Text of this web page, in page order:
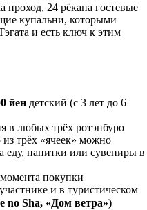
проход, 24 рёкана гостевые
купальни, которыми
и есть ключ к этим
йен детский (с 3 лет до 6
в любых трёх ротэнбуро
трёх «ячеек» можно
еду, напитки или сувениры в
покупки
и в туристическом
no Sha, «Дом ветра»)